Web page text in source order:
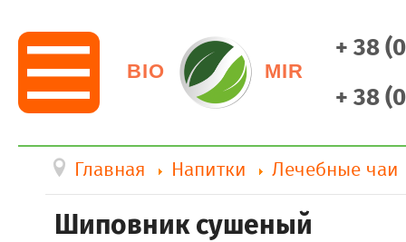
BIO MIR
+ 38
+ 38
Главная Напитки Лечебные чаи
Шиповник сушеный